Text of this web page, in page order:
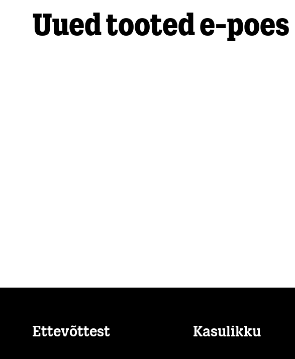
Uued tooted e-poes
Ettevõttest Kasulikku